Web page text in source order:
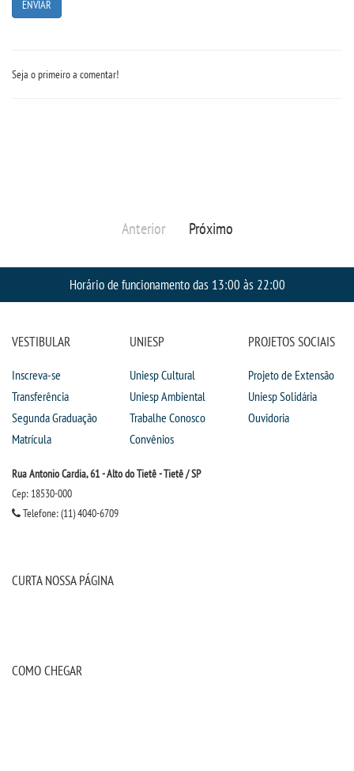
CONTATO
Seja o primeiro a comentar!
Anterior Próximo
Horário de funcionamento das 13:00 às 22:00
VESTIBULAR
Inscreva-se
Transferência
Segunda Graduação
Matrícula
UNIESP
Uniesp Cultural
Uniesp Ambiental
Trabalhe Conosco
Convênios
PROJETOS SOCIAIS
Projeto de Extensão
Uniesp Solidária
Ouvidoria
Rua Antonio Cardia, 61 - Alto do Tietê - Tietê / SP
Cep: 18530-000
Telefone: (11) 4040-6709
CURTA NOSSA PÁGINA
COMO CHEGAR